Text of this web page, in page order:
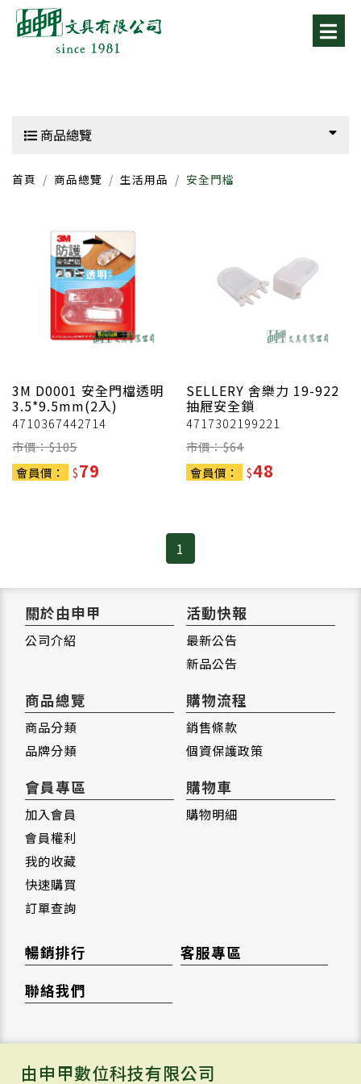
商品總覽
首頁 商品總覽 生活用品 安全門檔
3M D0001 安全門檔透明
3.5*9.5mm(2入)
4710367442714
市價：$105
會員價：
$79
SELLERY 舍樂力 19-922
抽屜安全鎖
4717302199221
市價：$64
會員價：
$48
1
關於由申甲
公司介紹
活動快報
最新公告
新品公告
商品總覽
商品分類
品牌分類
購物流程
銷售條款
個資保護政策
會員專區
加入會員
會員權利
我的收藏
快速購買
訂單查詢
購物車
購物明細
暢銷排行
客服專區
聯絡我們
由申甲數位科技有限公司